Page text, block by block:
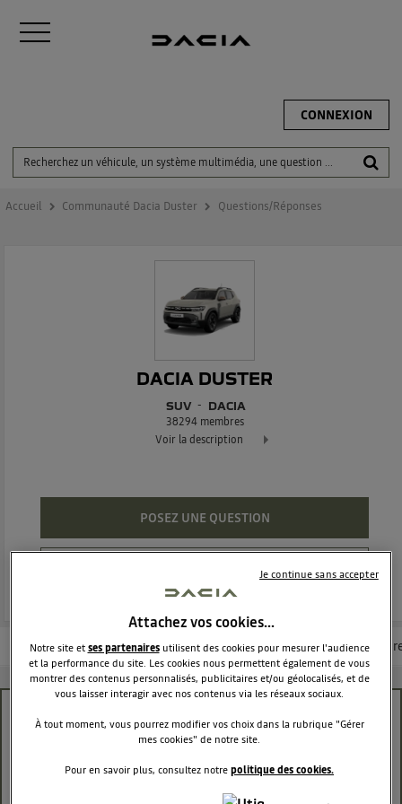
CONNEXION
Accueil Communauté Dacia Duster Questions/Réponses
DACIA DUSTER
SUV DACIA
38294membres
Voir la description
POSEZ UNE QUESTION
Les questions de la communauté Les articles Consultez la
PROTECTION BAS DE CAISSE
Le4 juin 2020à01:52
Attachez vos cookies…
Notre site etses partenairesutilisent des cookies pour mesurer l'audience
et la performance du site. Les cookies nous permettent également de vous
montrer des contenus personnalisés, publicitaires et/ou géolocalisés, et de
vous laisser interagir avec nos contenus via les réseaux sociaux.
À tout moment, vous pourrez modifier vos choix dans la rubrique "Gérer
mes cookies" de notre site.
Pour en savoir plus, consultez notrepolitique des cookies.
Je continue sans accepter